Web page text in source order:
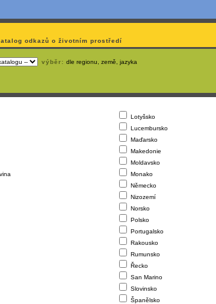
odkazů o životním prostředí
výběr: dle regionu, země, jazyka
Lotyšsko
Lucembursko
Maďarsko
Makedonie
Moldavsko
Monako
Německo
Nizozemí
Norsko
Polsko
Portugalsko
Rakousko
Rumunsko
Řecko
San Marino
Slovinsko
Španělsko